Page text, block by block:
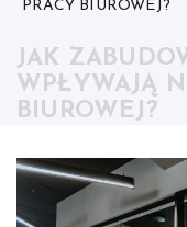
PRACY BIUROWEJ?
JAK
WPŁYWAJĄ
BIUROWEJ?